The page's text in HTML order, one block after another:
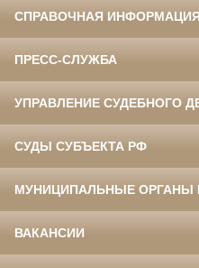
СПРАВОЧНАЯ ИНФОРМАЦИЯ
ПРЕСС-СЛУЖБА
УПРАВЛЕНИЕ СУДЕБНОГО
СУДЫ СУБЪЕКТА РФ
МУНИЦИПАЛЬНЫЕ ОРГАНЫ
ВАКАНСИИ